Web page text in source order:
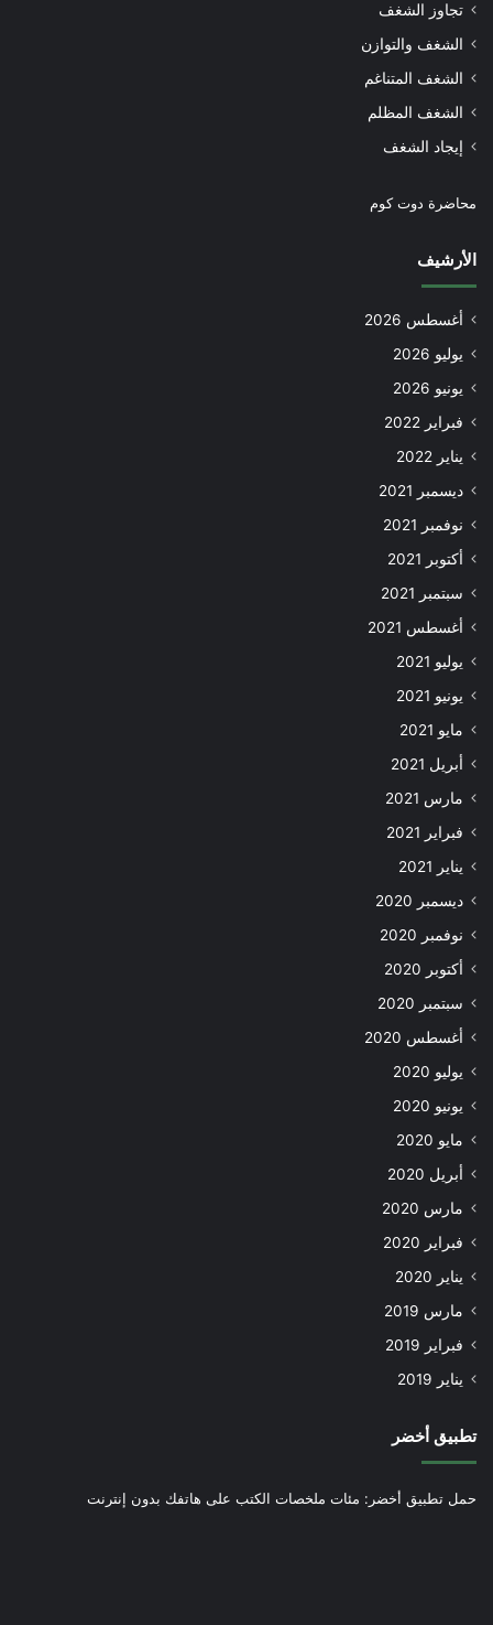
تجاوز الشغف
الشغف والتوازن
الشغف المتناغم
الشغف المظلم
إيجاد الشغف
محاضرة دوت كوم
الأرشيف
أغسطس 2026
يوليو 2026
يونيو 2026
فبراير 2022
يناير 2022
ديسمبر 2021
نوفمبر 2021
أكتوبر 2021
سبتمبر 2021
أغسطس 2021
يوليو 2021
يونيو 2021
مايو 2021
أبريل 2021
مارس 2021
فبراير 2021
يناير 2021
ديسمبر 2020
نوفمبر 2020
أكتوبر 2020
سبتمبر 2020
أغسطس 2020
يوليو 2020
يونيو 2020
مايو 2020
أبريل 2020
مارس 2020
فبراير 2020
يناير 2020
مارس 2019
فبراير 2019
يناير 2019
تطبيق أخضر
حمل تطبيق أخضر: مئات ملخصات الكتب على هاتفك بدون إنترنت